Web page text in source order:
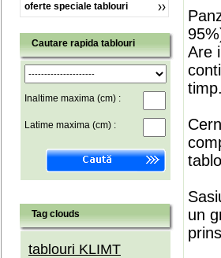
oferte speciale tablouri
Cautare rapida tablouri
Inaltime maxima (cm) :
Latime maxima (cm) :
Tag clouds
tablouri KLIMT
Are
timp.
un